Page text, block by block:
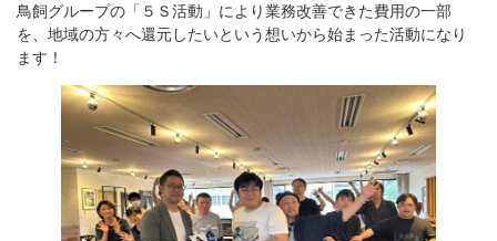
鳥飼グループの「５Ｓ活動」により業務改善できた費用の一部
を、地域の方々へ還元したいという想いから始まった活動になり
ます！